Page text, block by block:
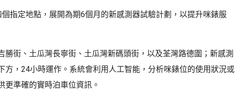
指定地點，展開為期6個月的新感測器試驗計劃，以提升咪錶服
勝街、土瓜灣長寧街、土瓜灣新碼頭街，以及荃灣路德圍；新感測
方，24小時運作。系統會利用人工智能，分析咪錶位的使用狀況或
更準確的實時泊車位資訊。